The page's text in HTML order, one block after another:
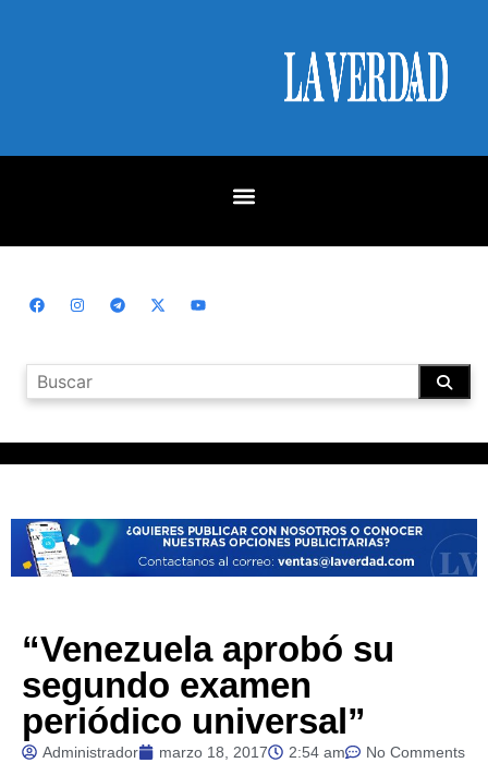
“Venezuela aprobó su
segundo examen
periódico universal”
Administrador marzo 18, 2017 2:54 am No Comments